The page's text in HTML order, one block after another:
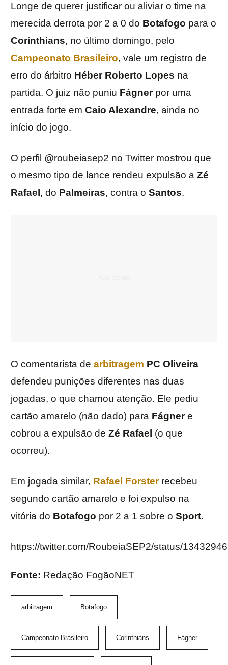
Longe de querer justificar ou aliviar o time na
merecida derrota por 2 a 0 do Botafogo para o
Corinthians, no último domingo, pelo
Campeonato Brasileiro, vale um registro de
erro do árbitro Héber Roberto Lopes na
partida. O juiz não puniu Fágnerpor uma
entrada forte em Caio Alexandre, ainda no
início do jogo.
O perfil @roubeiasep2 no Twitter mostrou que
o mesmo tipo de lance rendeu expulsão a Zé
Rafael , do Palmeiras, contra o Santos.
O comentarista de arbitragem PC Oliveira
defendeu punições diferentes nas duas
jogadas, o que chamou atenção. Ele pediu
cartão amarelo (não dado) para Fágnere
cobrou a expulsão de Zé Rafael (o que
ocorreu).
Em jogada similar, Rafael Forster recebeu
segundo cartão amarelo e foi expulso na
vitória do Botafogo por 2 a 1 sobre o Sport.
https://twitter.com/RoubeiaSEP2/status/
Fonte: Redação FogãoNET
arbitragem Botafogo
Campeonato Brasileiro Corinthians Fágner